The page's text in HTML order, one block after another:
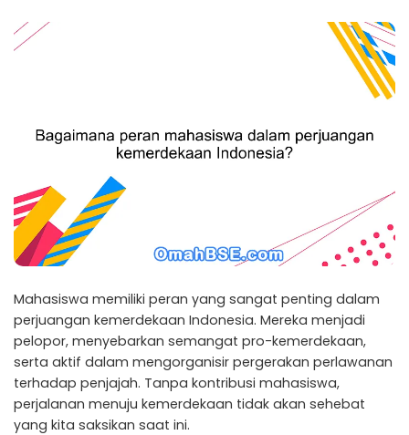
Mahasiswa memiliki peran yang sangat penting dalam
perjuangan kemerdekaan Indonesia. Mereka menjadi
pelopor, menyebarkan semangat pro-kemerdekaan,
serta aktif dalam mengorganisir pergerakan perlawanan
terhadap penjajah. Tanpa kontribusi mahasiswa,
perjalanan menuju kemerdekaan tidak akan sehebat
yang kita saksikan saat ini.